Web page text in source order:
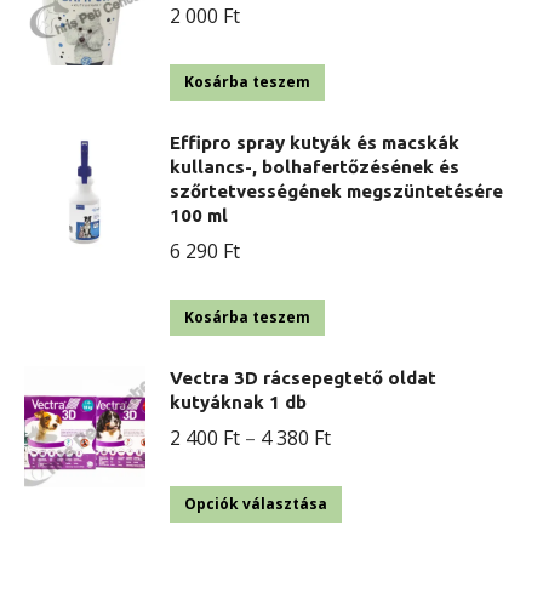
2 000 Ft
Kosárba teszem
Effipro spray kutyák és macskák
kullancs-, bolhafertőzésének és
szőrtetvességének megszüntetésére
100 ml
6 290 Ft
Kosárba teszem
Vectra 3D rácsepegtető oldat
kutyáknak 1 db
2 400 Ft – 4 380 FtÁrtartomány:
Opciók választása